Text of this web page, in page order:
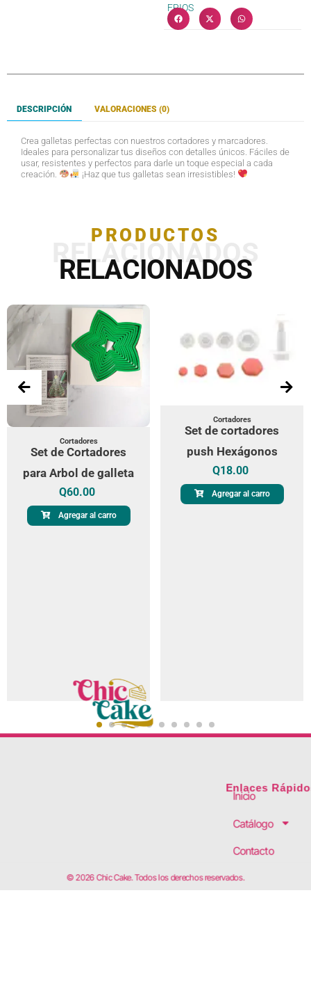
FRIOS
DESCRIPCIÓN VALORACIONES (0)
Crea galletas perfectas con nuestros cortadores y marcadores.
Ideales para personalizar tus diseños con detalles únicos. Fáciles de
usar, resistentes y perfectos para darle un toque especial a cada
creación.
¡Haz que tus galletas sean irresistibles!
PRODUCTOS
RELACIONADOS
RELACIONADOS
Cortadores
Set de Cortadores
para Arbol de galleta
Q60.00
Agregar al carro
Cortadores
Set de cortadores
push Hexágonos
Q18.00
Agregar al carro
Enlaces
Inicio
Catálogo
Contacto
© 2026 Chic Cake. Todos los derechos reservados.